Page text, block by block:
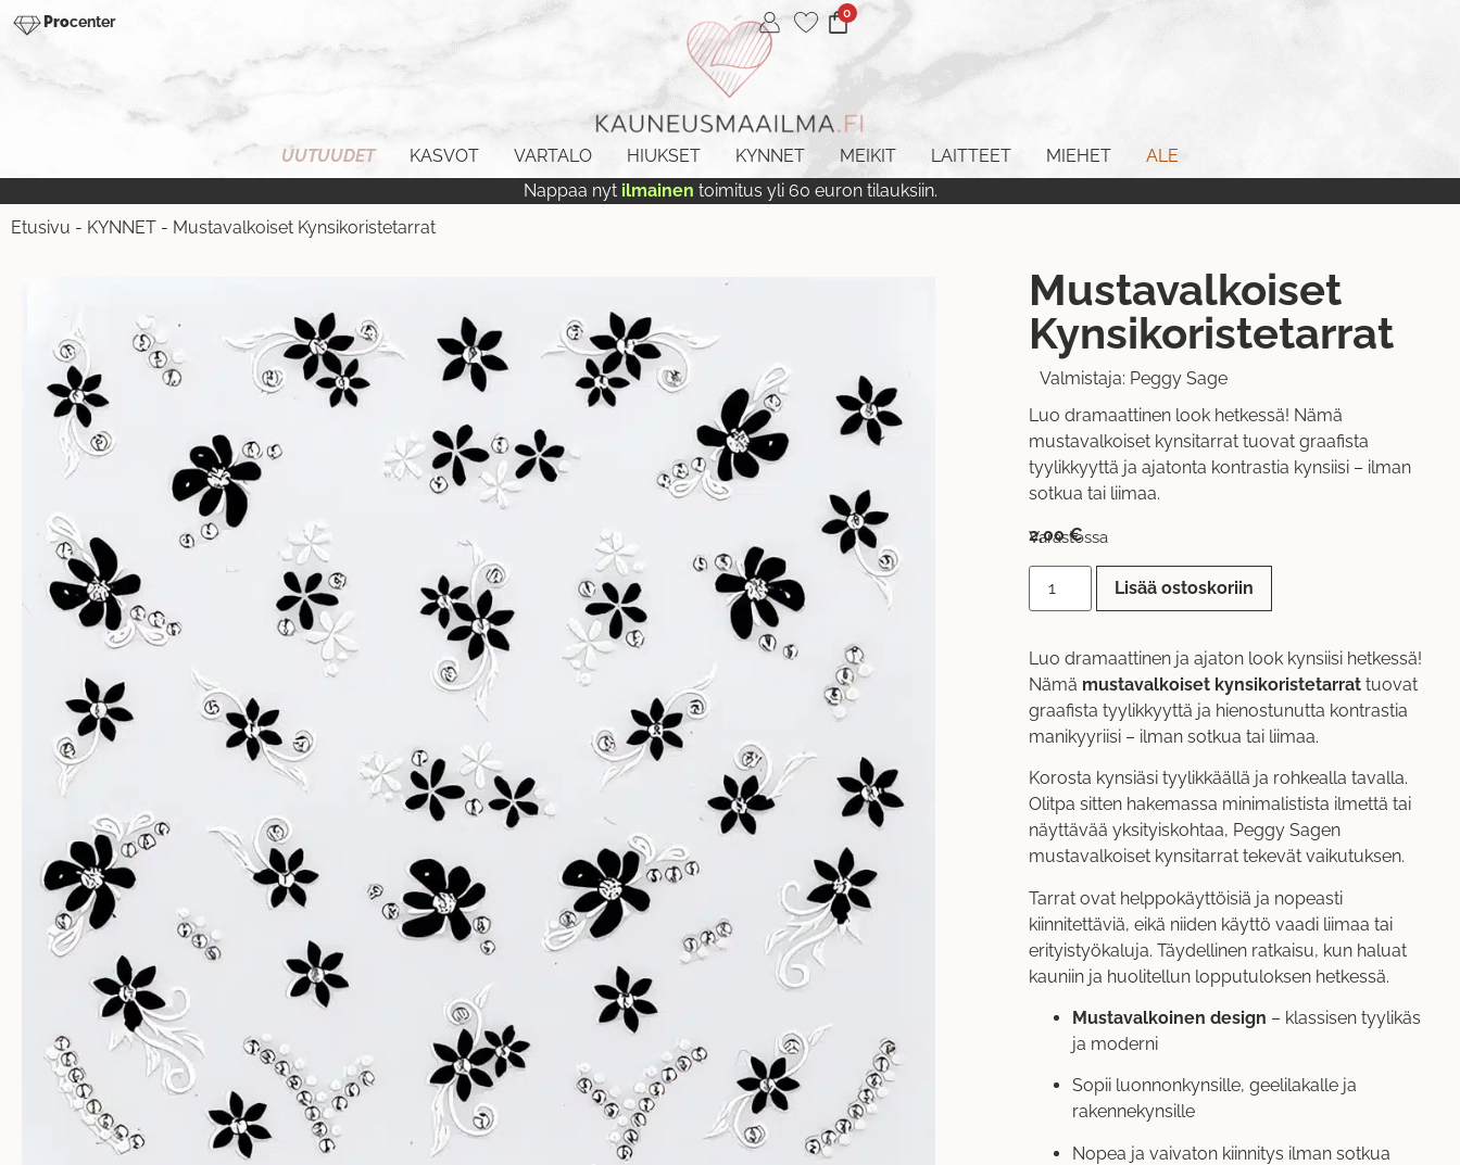
Procenter 0
UUTUUDET KASVOT VARTALO HIUKSET KYNNET MEIKIT LAITTEET MIEHET
ALE
Nappaa nyt ilmainen toimitus yli 60 euron tilauksiin.
Etusivu - KYNNET - Mustavalkoiset Kynsikoristetarrat
Mustavalkoiset
Kynsikoristetarrat
Valmistaja: Peggy Sage
Luo dramaattinen look hetkessä! Nämä
mustavalkoiset kynsitarrat tuovat graafista
tyylikkyyttä ja ajatonta kontrastia kynsiisi – ilman
sotkua tai liimaa.
2,00€
Varastossa
Lisää ostoskoriin
Luo dramaattinen ja ajaton look kynsiisi hetkessä!
Nämä mustavalkoiset kynsikoristetarrattuovat
graafista tyylikkyyttä ja hienostunutta kontrastia
manikyyriisi – ilman sotkua tai liimaa.
Korosta kynsiäsi tyylikkäällä ja rohkealla tavalla.
Olitpa sitten hakemassa minimalistista ilmettä tai
näyttävää yksityiskohtaa, Peggy Sagen
mustavalkoiset kynsitarrat tekevät vaikutuksen.
Tarrat ovat helppokäyttöisiä ja nopeasti
kiinnitettäviä, eikä niiden käyttö vaadi liimaa tai
erityistyökaluja. Täydellinen ratkaisu, kun haluat
kauniin ja huolitellun lopputuloksen hetkessä.
Mustavalkoinen design – klassisen tyylikäs
ja moderni
Sopii luonnonkynsille, geelilakalle ja
rakennekynsille
Nopea ja vaivaton kiinnitys ilman sotkua